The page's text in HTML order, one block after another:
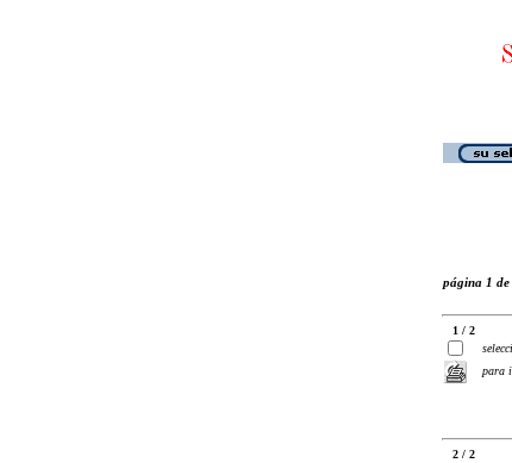
página 1 de
1 / 2
para
2 / 2